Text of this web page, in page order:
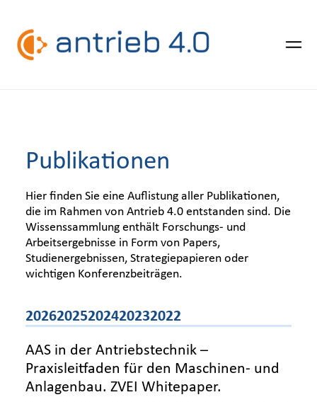
Publikationen
Hier finden Sie eine Auflistung aller Publikationen,
die im Rahmen von Antrieb 4.0 entstanden sind. Die
Wissenssammlung enthält Forschungs- und
Arbeitsergebnisse in Form von Papers,
Studienergebnissen, Strategiepapieren oder
wichtigen Konferenzbeiträgen.
20262025202420232022
AAS in der Antriebstechnik –
Praxisleitfaden für den Maschinen- und
Anlagenbau. ZVEI Whitepaper.
Use Cases
Publikationen
Branchen-News
Newsroom